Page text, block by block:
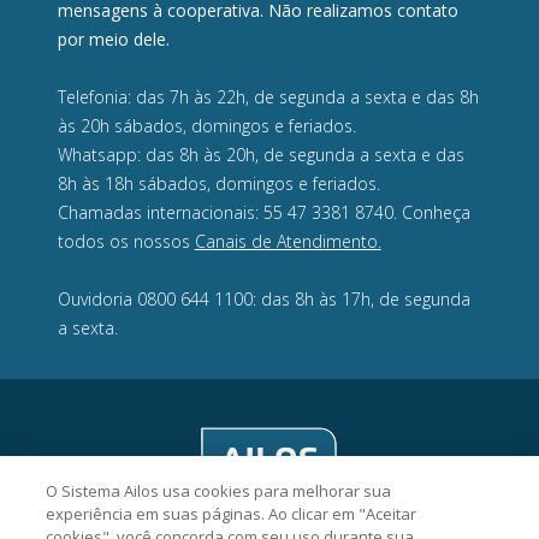
mensagens à cooperativa. Não realizamos contato
por meio dele.
Telefonia: das 7h às 22h, de segunda a sexta e das 8h
às 20h sábados, domingos e feriados.
Whatsapp: das 8h às 20h, de segunda a sexta e das
8h às 18h sábados, domingos e feriados.
Chamadas internacionais: 55 47 3381 8740. Conheça
todos os nossos Canais de Atendimento.
Ouvidoria 0800 644 1100: das 8h às 17h, de segunda
a sexta.
O Sistema Ailos usa cookies para melhorar sua
experiência em suas páginas. Ao clicar em "Aceitar